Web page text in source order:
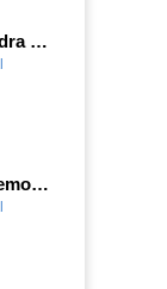
Podcast 25/26 - Sandra Gómez, campeona de Enduro
Podcast 25/26 - Tenemos nueva profesora de Griego ¿Conoces a María Eugenia?